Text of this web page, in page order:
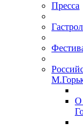
Пресса
О